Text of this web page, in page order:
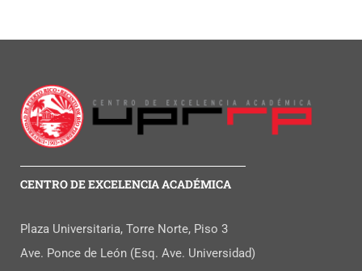
CENTRO DE EXCELENCIA ACADÉMICA
Plaza Universitaria, Torre Norte, Piso 3
Ave. Ponce de León (Esq. Ave. Universidad)